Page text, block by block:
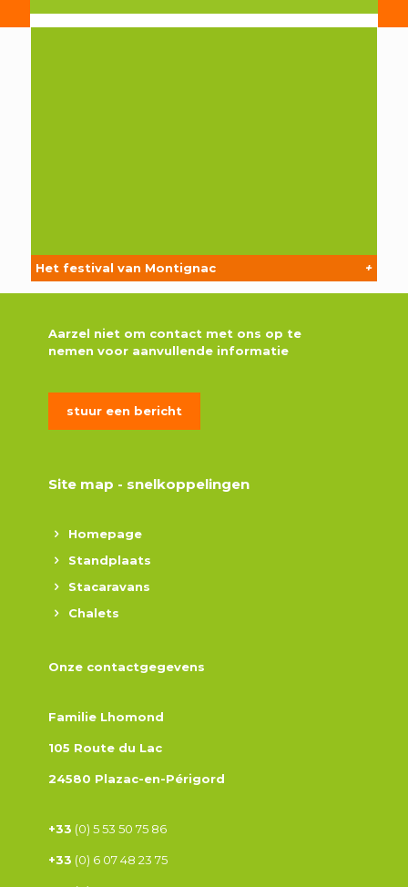
Het festival van Montignac +
Aarzel niet om contact met ons op te
nemen voor aanvullende informatie
stuur een bericht
Site map - snelkoppelingen
Homepage
Standplaats
Stacaravans
Chalets
Onze contactgegevens
Familie Lhomond
105 Route du Lac
24580 Plazac-en-Périgord
+33 (0) 5 53 50 75 86
+33 (0) 6 07 48 23 75